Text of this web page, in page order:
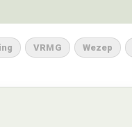
VRMG Wezep